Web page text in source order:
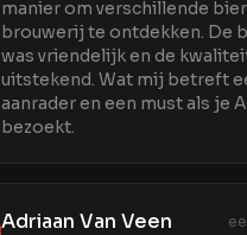
manier om verschillende
brouwerij te ontdekken. De
was vriendelijk en de
uitstekend. Wat mij betreft
aanrader en een must als je
bezoekt.
Adriaan Van Veen